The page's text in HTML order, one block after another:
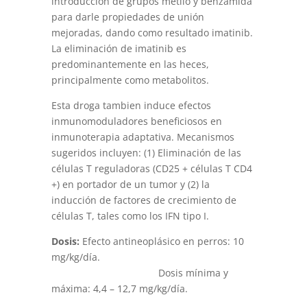
para darle propiedades de unión
mejoradas, dando como resultado imatinib.
La eliminación de imatinib es
predominantemente en las heces,
principalmente como metabolitos.
Esta droga tambien induce efectos
inmunomoduladores beneficiosos en
inmunoterapia adaptativa. Mecanismos
sugeridos incluyen: (1) Eliminación de las
células T reguladoras (CD25 + células T CD4
+) en portador de un tumor y (2) la
inducción de factores de crecimiento de
células T, tales como los IFN tipo I.
Dosis: Efecto antineoplásico en perros: 10
mg/kg/día.
Dosis mínima y
máxima: 4,4 – 12,7 mg/kg/día.